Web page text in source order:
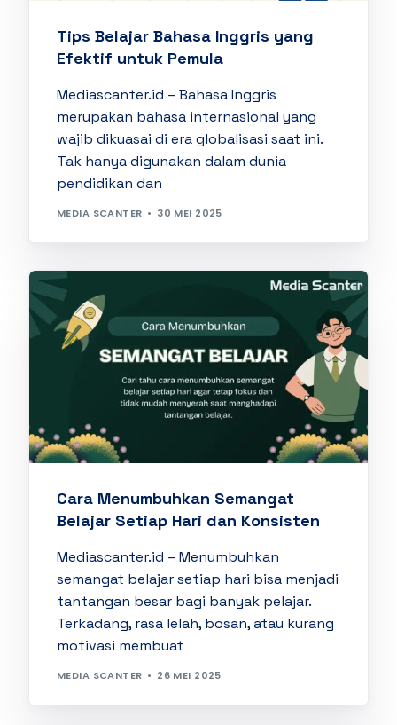
Tips Belajar Bahasa Inggris yang
Efektif untuk Pemula
Mediascanter.id – Bahasa Inggris
merupakan bahasa internasional yang
wajib dikuasai di era globalisasi saat ini.
Tak hanya digunakan dalam dunia
pendidikan dan
MEDIA SCANTER 30 MEI 2025
Cara Menumbuhkan Semangat
Belajar Setiap Hari dan Konsisten
Mediascanter.id – Menumbuhkan
semangat belajar setiap hari bisa menjadi
tantangan besar bagi banyak pelajar.
Terkadang, rasa lelah, bosan, atau kurang
motivasi membuat
MEDIA SCANTER 26 MEI 2025